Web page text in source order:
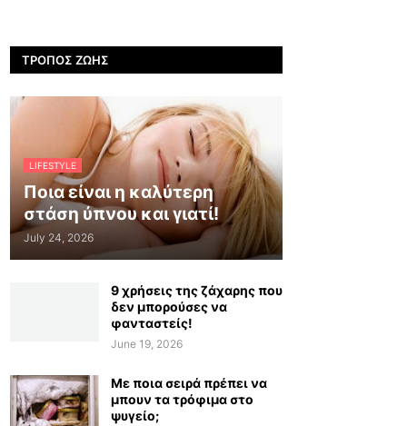
ΤΡΌΠΟΣ ΖΩΉΣ
LIFESTYLE
Ποια είναι η καλύτερη
στάση ύπνου και γιατί!
July 24, 2026
9 χρήσεις της ζάχαρης που
δεν μπορούσες να
φανταστείς!
June 19, 2026
Με ποια σειρά πρέπει να
μπουν τα τρόφιμα στο
ψυγείο;